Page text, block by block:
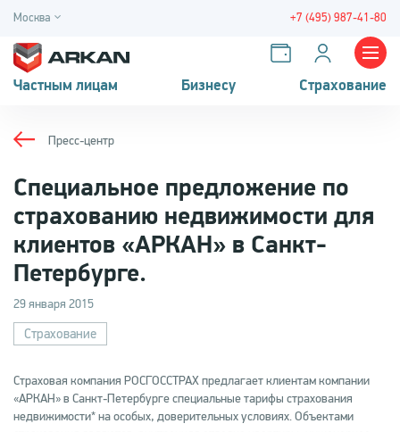
Москва +7 (495) 987-41-80
Частным лицам Бизнесу Страхование
Пресс-центр
Специальное предложение по
страхованию недвижимости для
клиентов «АРКАН» в Санкт-
Петербурге.
29 января 2015
Страхование
Страховая компания РОСГОССТРАХ предлагает клиентам компании
«АРКАН» в Санкт-Петербурге специальные тарифы страхования
недвижимости* на особых, доверительных условиях. Объектами